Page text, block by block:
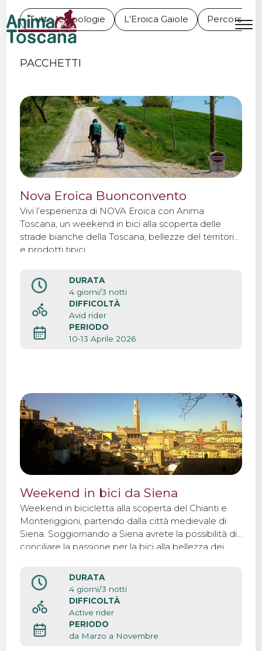
VIAGGI IN BICI SELF-
GUIDED
Tutte le tipologie L'Eroica Gaiole Percorso
PACCHETTI
Nova Eroica Buonconvento
Vivi l’esperienza di NOVA Eroica con Anima
Toscana, un weekend in bici alla scoperta delle
strade bianche della Toscana, bellezze del territorio
e prodotti tipici.
DURATA
4 giorni/3 notti
DIFFICOLTÀ
Avid rider
PERIODO
10-13 Aprile 2026
Weekend in bici da Siena
Weekend in bicicletta alla scoperta del Chianti e
Monteriggioni, partendo dalla città medievale di
Siena. Soggiornando a Siena avrete la possibilità di
conciliare la passione per la bici alla bellezza dei
questa città medievale.
DURATA
4 giorni/3 notti
DIFFICOLTÀ
Active rider
PERIODO
da Marzo a Novembre
MENU IT EN
Tour personalizzati
Eroica
Noleggio bici
Chi siamo
Contatti